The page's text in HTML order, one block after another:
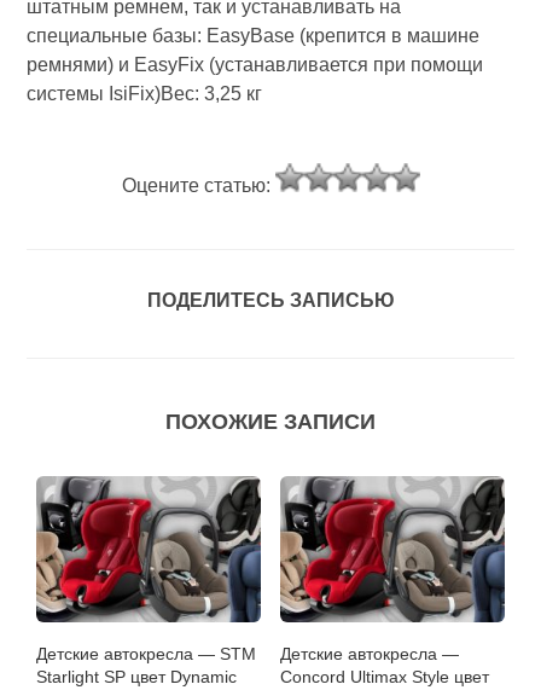
штатным ремнем, так и устанавливать на
специальные базы: EasyBase (крепится в машине
ремнями) и EasyFix (устанавливается при помощи
системы IsiFix)Вес: 3,25 кг
Оцените статью:
ПОДЕЛИТЕСЬ ЗАПИСЬЮ
ПОХОЖИЕ ЗАПИСИ
Детские автокресла — STM
Starlight SP цвет Dynamic
Детские автокресла —
Concord Ultimax Style цвет